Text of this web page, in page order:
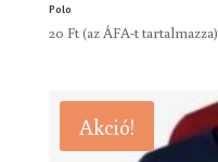
Polo
20 Ft(az ÁFA-t tartalmazza)
Akció!